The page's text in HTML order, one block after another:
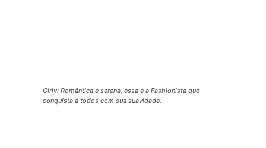
Girly: Romântica e serena, essa é a Fashionista que
conquista a todos com sua suavidade.